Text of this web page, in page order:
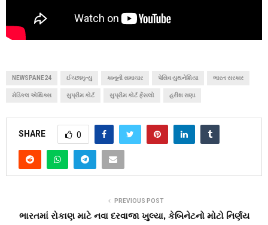
NEWSPANE24 ઈચ્છામૃત્યુ કાનૂની સમાચાર પેસિવ યુથનેશિયા ભારત સરકાર
મેડિકલ એથિક્સ સુપ્રીમ કોર્ટ સુપ્રીમ કોર્ટ ફેંસલો હરીશ રાણા
SHARE 0
PREVIOUS POST
ભારતમાં રોકાણ માટે નવા દરવાજા ખુલ્યા, કેબિનેટનો મોટો નિર્ણય